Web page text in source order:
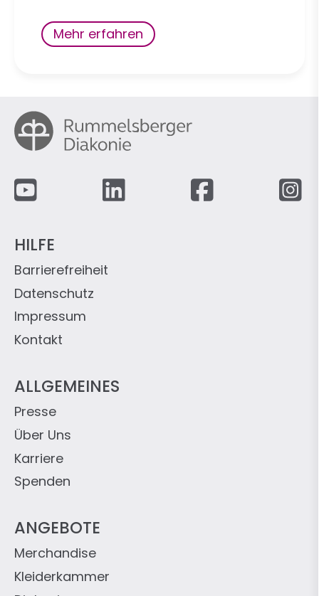
Mehr erfahren
Fußzeile
ANGEBOTE
Kleiderkammer
Merchandise
ALLGEMEINES
Spenden
Karriere
Über Uns
Presse
HILFE
Kontakt
Impressum
Datenschutz
Barrierefreiheit